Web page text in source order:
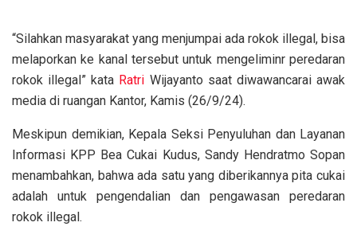
“Silahkan masyarakat yang menjumpai ada rokok illegal, bisa
melaporkan ke kanal tersebut untuk mengeliminr peredaran
rokok illegal” kata Ratri Wijayanto saat diwawancarai awak
media di ruangan Kantor, Kamis (26/9/24).
Meskipun demikian, Kepala Seksi Penyuluhan dan Layanan
Informasi KPP Bea Cukai Kudus, Sandy Hendratmo Sopan
menambahkan, bahwa ada satu yang diberikannya pita cukai
adalah untuk pengendalian dan pengawasan peredaran
rokok illegal.